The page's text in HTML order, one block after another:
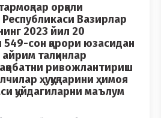
орқали
Вазирлар
2023 йил 20
549-сон қарори юзасидан
айрим талқинлар
ривожлантириш
ҳуқуқларини ҳимоя
қуйдагиларни маълум